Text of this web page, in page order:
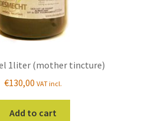
1liter (mother tincture)
€130,00 VAT incl.
Add to cart